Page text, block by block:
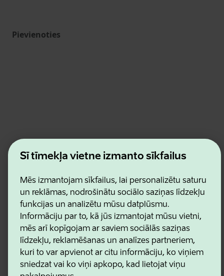
Šī tīmekļa vietne izmanto sīkfailus
Mēs izmantojam sīkfailus, lai personalizētu saturu
un reklāmas, nodrošinātu sociālo saziņas līdzekļu
funkcijas un analizētu mūsu datplūsmu.
Informāciju par to, kā jūs izmantojat mūsu vietni,
mēs arī kopīgojam ar saviem sociālās saziņas
līdzekļu, reklamēšanas un analīzes partneriem,
kuri to var apvienot ar citu informāciju, ko viņiem
sniedzat vai ko viņi apkopo, kad lietojat viņu
Pievienoties
Kontakti
Lietošanas noteikumi
Sīkdatņu un konfidencialitātes politika